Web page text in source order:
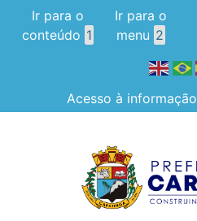
Ir para o
conteúdo 1
Ir para o
menu 2
Acesso à informação